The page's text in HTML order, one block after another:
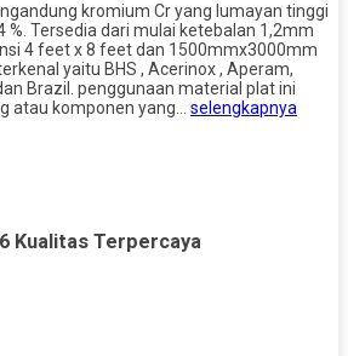
kromium Cr yang lumayan tinggi
%. Tersedia dari mulai ketebalan 1,2mm
4 feet x 8 feet dan 1500mmx3000mm
yaitu BHS , Acerinox , Aperam,
Brazil. penggunaan material plat ini
atau komponen yang… selengkapnya
Kualitas Terpercaya